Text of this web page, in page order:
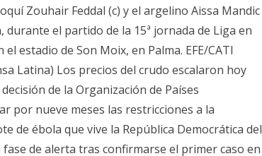
Zouhair Feddal (c) y el argelino Aissa Mandic
durante el partido de la 15ª jornada de Liga en
estadio de Son Moix, en Palma. EFE/CATI
Latina) Los precios del crudo escalaron hoy
de la Organización de Países
por nueve meses las restricciones a la
de ébola que vive la República Democrática del
de alerta tras confirmarse el primer caso en